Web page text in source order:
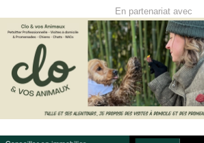
En partenariat avec